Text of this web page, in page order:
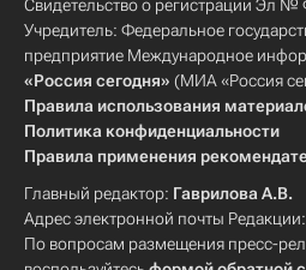
Свидетельство о регистрации Эл
Учредитель: Федеральное
предприятие Международное
«Россия сегодня» (МИА «Россия
Правила использования
Политика конфиденциальности
Правила применения
Главный редактор: Гаврилова А.В.
Адрес электронной почты Редакции:
По вопросам размещения пресс-